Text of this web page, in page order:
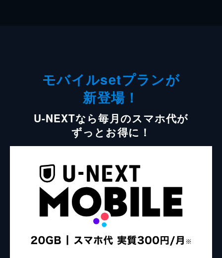
モバイルsetプランが
新登場！
U-NEXTなら毎月のスマホ代が
ずっとお得に！